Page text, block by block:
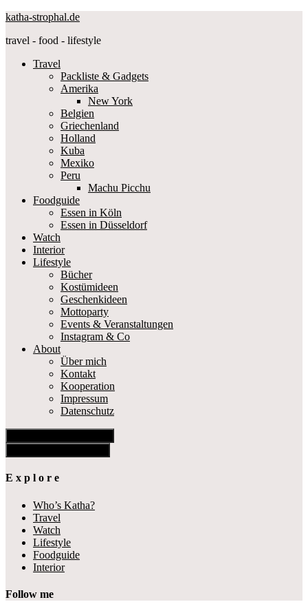
katha-strophal.de
travel - food - lifestyle
Travel
Packliste & Gadgets
Amerika
New York
Belgien
Griechenland
Holland
Kuba
Mexiko
Peru
Machu Picchu
Foodguide
Essen in Köln
Essen in Düsseldorf
Watch
Interior
Lifestyle
Bücher
Kostümideen
Geschenkideen
Mottoparty
Events & Veranstaltungen
Instagram & Co
About
Über mich
Kontakt
Kooperation
Impressum
Datenschutz
E x p l o r e
Who’s Katha?
Travel
Watch
Lifestyle
Foodguide
Interior
Follow me